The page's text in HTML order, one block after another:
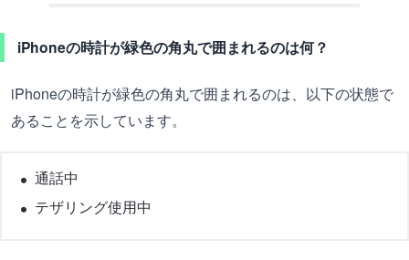
iPhoneの時計が緑色の角丸で囲まれるのは何？
iPhoneの時計が緑色の角丸で囲まれるのは、以下の状態で
あることを示しています。
通話中
テザリング使用中